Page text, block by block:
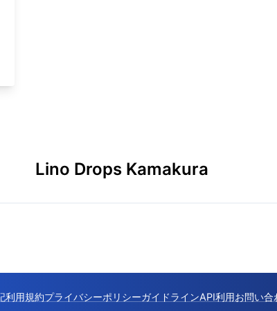
Lino Drops Kamakura
利用規約プライバシーポリシーガイドラインAPI利用お問い合